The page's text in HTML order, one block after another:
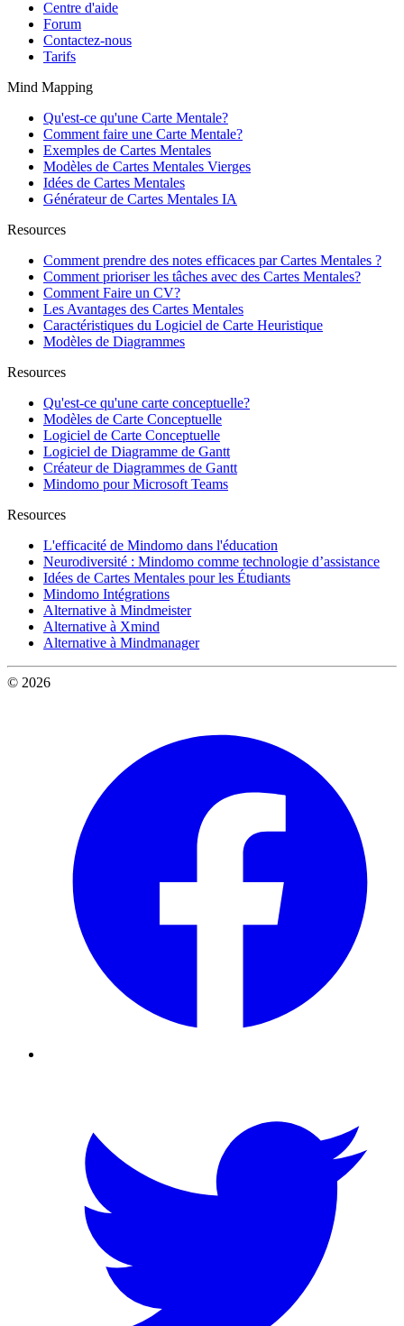
Centre d'aide
Forum
Contactez-nous
Tarifs
Mind Mapping
Qu'est-ce qu'une Carte Mentale?
Comment faire une Carte Mentale?
Exemples de Cartes Mentales
Modèles de Cartes Mentales Vierges
Idées de Cartes Mentales
Générateur de Cartes Mentales IA
Resources
Comment prendre des notes efficaces par Cartes Mentales ?
Comment prioriser les tâches avec des Cartes Mentales?
Comment Faire un CV?
Les Avantages des Cartes Mentales
Caractéristiques du Logiciel de Carte Heuristique
Modèles de Diagrammes
Resources
Qu'est-ce qu'une carte conceptuelle?
Modèles de Carte Conceptuelle
Logiciel de Carte Conceptuelle
Logiciel de Diagramme de Gantt
Créateur de Diagrammes de Gantt
Mindomo pour Microsoft Teams
Resources
L'efficacité de Mindomo dans l'éducation
Neurodiversité : Mindomo comme technologie d’assistance
Idées de Cartes Mentales pour les Étudiants
Mindomo Intégrations
Alternative à Mindmeister
Alternative à Xmind
Alternative à Mindmanager
© 2026